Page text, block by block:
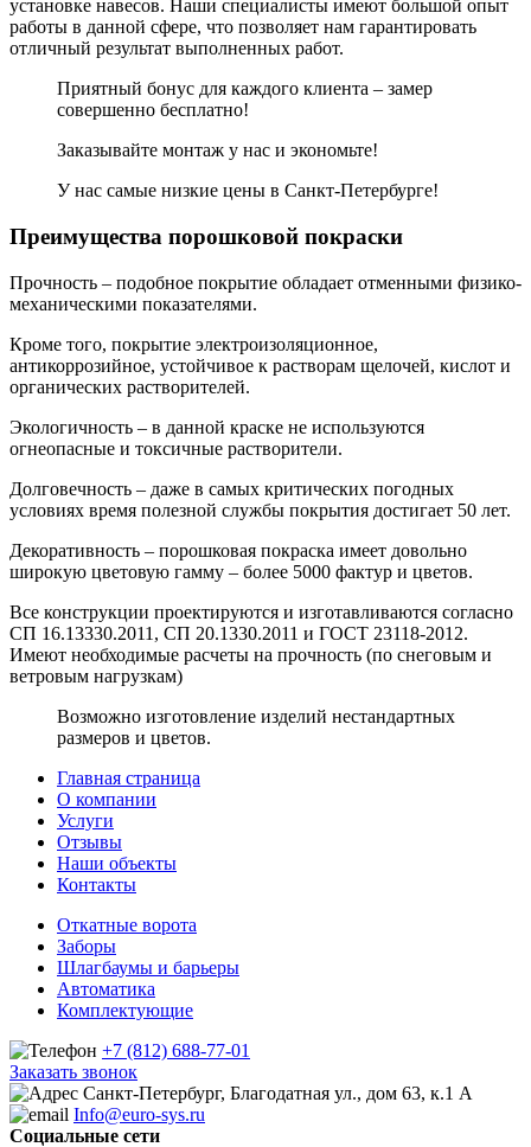
установке навесов. Наши специалисты имеют большой опыт
работы в данной сфере, что позволяет нам гарантировать
отличный результат выполненных работ.
Приятный бонус для каждого клиента – замер
совершенно бесплатно!
Заказывайте монтаж у нас и экономьте!
У нас самые низкие цены в Санкт-Петербурге!
Преимущества порошковой покраски
Прочность – подобное покрытие обладает отменными физико-
механическими показателями.
Кроме того, покрытие электроизоляционное,
антикоррозийное, устойчивое к растворам щелочей, кислот и
органических растворителей.
Экологичность – в данной краске не используются
огнеопасные и токсичные растворители.
Долговечность – даже в самых критических погодных
условиях время полезной службы покрытия достигает 50 лет.
Декоративность – порошковая покраска имеет довольно
широкую цветовую гамму – более 5000 фактур и цветов.
Все конструкции проектируются и изготавливаются согласно
СП 16.13330.2011, СП 20.1330.2011 и ГОСТ 23118-2012.
Имеют необходимые расчеты на прочность (по снеговым и
ветровым нагрузкам)
Возможно изготовление изделий нестандартных
размеров и цветов.
Главная страница
О компании
Услуги
Отзывы
Наши объекты
Контакты
Откатные ворота
Заборы
Шлагбаумы и барьеры
Автоматика
Комплектующие
+7 (812) 688-77-01
Заказать звонок
Санкт-Петербург, Благодатная ул., дом 63, к.1 А
Info@euro-sys.ru
Социальные сети